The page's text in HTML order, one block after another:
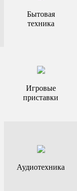
Бытовая
техника
Игровые
приставки
Аудиотехника